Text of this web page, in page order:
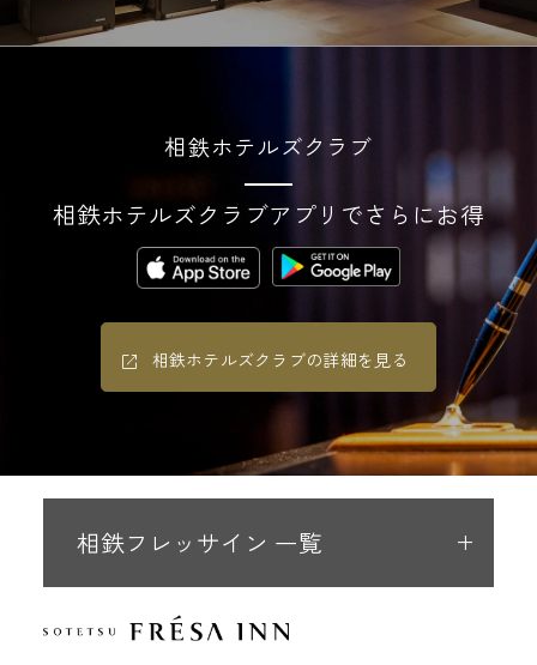
相鉄ホテルズクラブ
相鉄ホテルズクラブアプリでさらにお得
相鉄ホテルズクラブの詳細を見る
相鉄フレッサイン 一覧